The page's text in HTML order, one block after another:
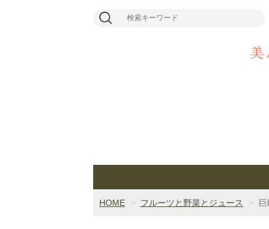
HOME フルーツと野菜とジュース